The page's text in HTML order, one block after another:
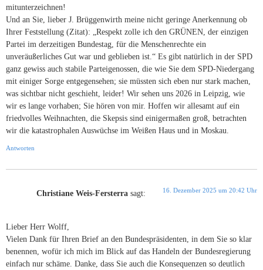
mitunterzeichnen!
Und an Sie, lieber J. Brüggenwirth meine nicht geringe Anerkennung ob
Ihrer Feststellung (Zitat): „Respekt zolle ich den GRÜNEN, der einzigen
Partei im derzeitigen Bundestag, für die Menschenrechte ein
unveräußerliches Gut war und geblieben ist.“ Es gibt natürlich in der SPD
ganz gewiss auch stabile Parteigenossen, die wie Sie dem SPD-Niedergang
mit einiger Sorge entgegensehen; sie müssten sich eben nur stark machen,
was sichtbar nicht geschieht, leider! Wir sehen uns 2026 in Leipzig, wie
wir es lange vorhaben; Sie hören von mir. Hoffen wir allesamt auf ein
friedvolles Weihnachten, die Skepsis sind einigermaßen groß, betrachten
wir die katastrophalen Auswüchse im Weißen Haus und in Moskau.
Antworten
Christiane Weis-Fersterra sagt: 16. Dezember 2025 um 20:42 Uhr
Lieber Herr Wolff,
Vielen Dank für Ihren Brief an den Bundespräsidenten, in dem Sie so klar
benennen, wofür ich mich im Blick auf das Handeln der Bundesregierung
einfach nur schäme. Danke, dass Sie auch die Konsequenzen so deutlich